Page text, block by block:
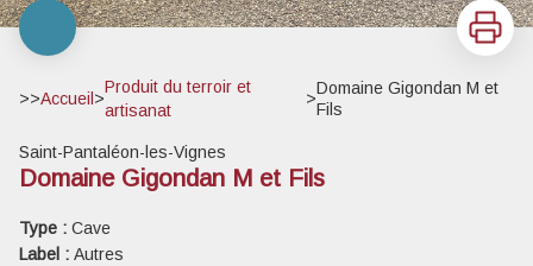
Imprimer
>>Accueil >
Produit du terroir et
artisanat
>
Domaine Gigondan M et
Fils
Saint-Pantaléon-les-Vignes
Domaine Gigondan M et Fils
Type : Cave
Label : Autres